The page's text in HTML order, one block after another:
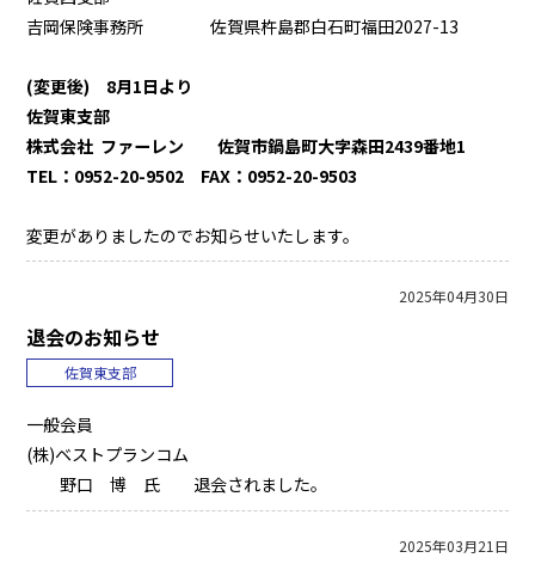
吉岡保険事務所 佐賀県杵島郡白石町福田2027-13
(変更後) 8月1日より
佐賀東支部
株式会社 ファーレン 佐賀市鍋島町大字森田2439番地1
TEL：0952-20-9502 FAX：0952-20-9503
変更がありましたのでお知らせいたします。
2025年04月30日
退会のお知らせ
佐賀東支部
一般会員
(株)ベストプランコム
野口 博 氏 退会されました。
2025年03月21日